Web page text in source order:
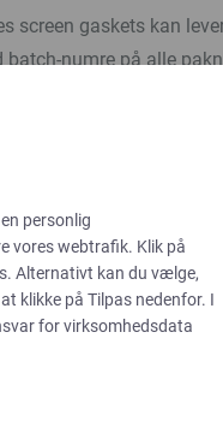
screen gaskets kan
batch-numre på alle
Alflow har vi over 20 års
for industrier som
du derfor bruge screen
gerne vide mere? Så
personlig
vores webtrafik. Klik på
Alternativt kan du vælge,
klikke på Tilpas nedenfor. I
for virksomhedsdata